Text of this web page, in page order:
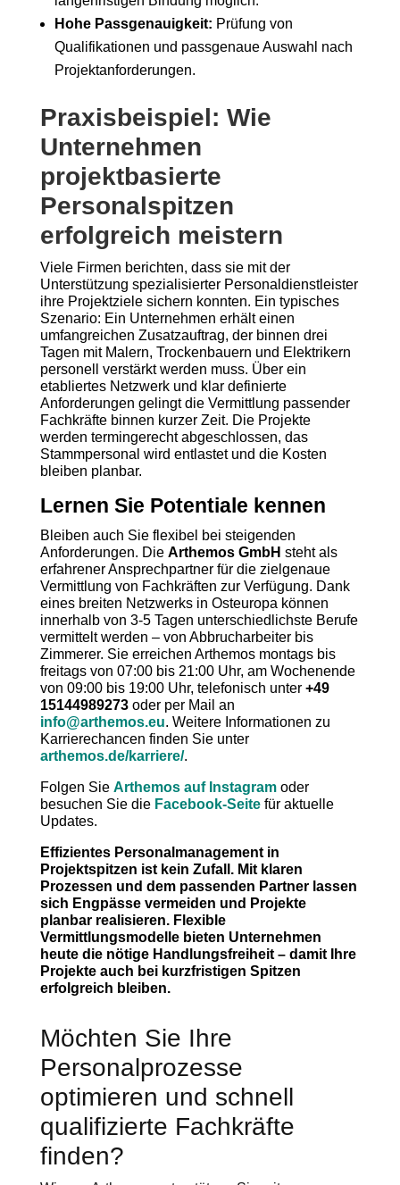
Hohe Passgenauigkeit: Prüfung von
Qualifikationen und passgenaue Auswahl nach
Projektanforderungen.
Praxisbeispiel: Wie
Unternehmen
projektbasierte
Personalspitzen
erfolgreich meistern
Viele Firmen berichten, dass sie mit der
Unterstützung spezialisierter Personaldienstleister
ihre Projektziele sichern konnten. Ein typisches
Szenario: Ein Unternehmen erhält einen
umfangreichen Zusatzauftrag, der binnen drei
Tagen mit Malern, Trockenbauern und Elektrikern
personell verstärkt werden muss. Über ein
etabliertes Netzwerk und klar definierte
Anforderungen gelingt die Vermittlung passender
Fachkräfte binnen kurzer Zeit. Die Projekte
werden termingerecht abgeschlossen, das
Stammpersonal wird entlastet und die Kosten
bleiben planbar.
Lernen Sie Potentiale kennen
Bleiben auch Sie flexibel bei steigenden
Anforderungen. Die Arthemos GmbH steht als
erfahrener Ansprechpartner für die zielgenaue
Vermittlung von Fachkräften zur Verfügung. Dank
eines breiten Netzwerks in Osteuropa können
innerhalb von 3-5 Tagen unterschiedlichste Berufe
vermittelt werden – von Abbrucharbeiter bis
Zimmerer. Sie erreichen Arthemos montags bis
freitags von 07:00 bis 21:00 Uhr, am Wochenende
von 09:00 bis 19:00 Uhr, telefonisch unter +49
15144989273oder per Mail an
info@arthemos.eu. Weitere Informationen zu
Karrierechancen finden Sie unter
arthemos.de/karriere/.
Folgen Sie Arthemos auf Instagramoder
besuchen Sie die Facebook-Seitefür aktuelle
Updates.
Effizientes Personalmanagement in
Projektspitzen ist kein Zufall. Mit klaren
Prozessen und dem passenden Partner lassen
sich Engpässe vermeiden und Projekte
planbar realisieren. Flexible
Vermittlungsmodelle bieten Unternehmen
heute die nötige Handlungsfreiheit – damit Ihre
Projekte auch bei kurzfristigen Spitzen
erfolgreich bleiben.
Möchten Sie Ihre
Personalprozesse
optimieren und schnell
qualifizierte Fachkräfte
finden?